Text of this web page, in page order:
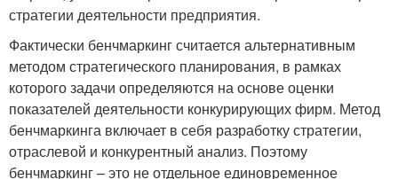
стратегии деятельности предприятия.
Фактически бенчмаркинг считается альтернативным
методом стратегического планирования, в рамках
которого задачи определяются на основе оценки
показателей деятельности конкурирующих фирм. Метод
бенчмаркинга включает в себя разработку стратегии,
отраслевой и конкурентный анализ. Поэтому
бенчмаркинг – это не отдельное единовременное